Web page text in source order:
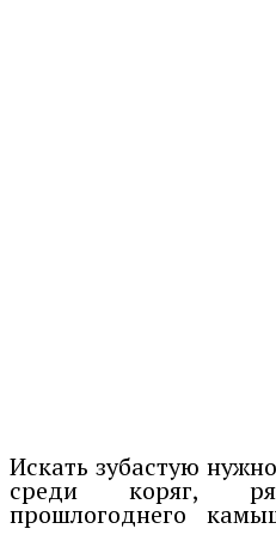
Искать зубастую
среди коряг,
прошлогоднего